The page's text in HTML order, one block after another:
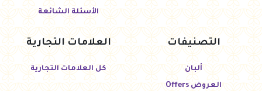
الأسئلة الشائعة
التصنيفات
ألبان
العروض Offers
العلامات التجارية
كل العلامات التجارية